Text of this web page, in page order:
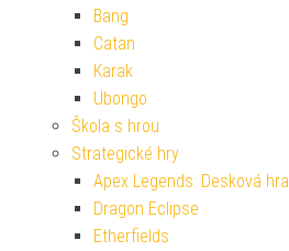
Bang
Catan
Karak
Ubongo
Škola s hrou
Strategické hry
Apex Legends: Desková hra
Dragon Eclipse
Etherfields